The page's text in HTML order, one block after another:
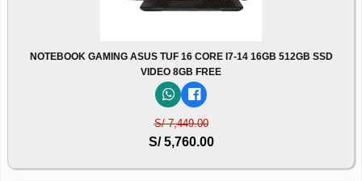
NOTEBOOK GAMING ASUS TUF 16 CORE I7-14 16GB 512GB SSD
VIDEO 8GB FREE
S/ 7,449.00
S/ 5,760.00